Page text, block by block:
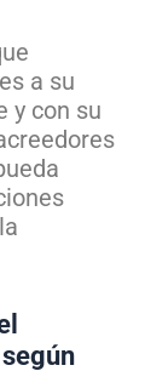
a su
y con su